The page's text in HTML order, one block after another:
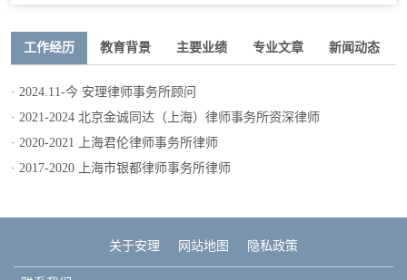
工作经历 教育背景 主要业绩 专业文章 新闻动态
· 2024.11-今 安理律师事务所顾问
· 2021-2024 北京金诚同达（上海）律师事务所资深律师
· 2020-2021 上海君伦律师事务所律师
· 2017-2020 上海市银都律师事务所律师
关于安理 网站地图 隐私政策